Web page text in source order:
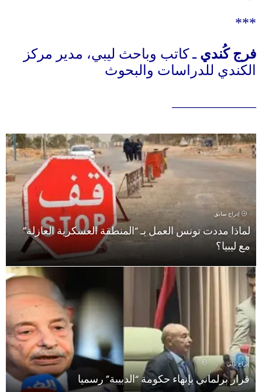
***
فرج كُندي ـكاتب وباحث ليبي، مدير مركز
الكندي للدراسات والبحوث
إدراج سابق
لماذا مددت تونس العمل بـ “المنطقة العسكرية العازلة”
مع ليبيا؟
إدراج تالي
قرار برلماني بإنهاء حكومة “الدبيبة” رسميا